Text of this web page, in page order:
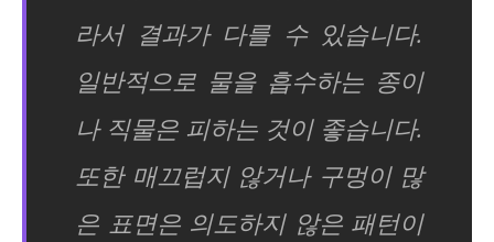
라서 결과가 다를 수 있습니다.
일반적으로 물을 흡수하는 종이
나 직물은 피하는 것이 좋습니다.
또한 매끄럽지 않거나 구멍이 많
은 표면은 의도하지 않은 패턴이